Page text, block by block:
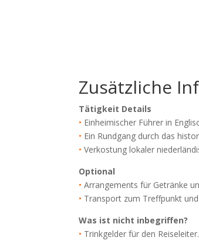
Zusätzliche
Tätigkeit Details
• Einheimischer Führer in
• Ein Rundgang durch das
• Verkostung lokaler
Optional
• Arrangements für Getränke
• Transport zum Treffpunkt
Was ist nicht inbegriffen?
• Trinkgelder für den Reiseleiter.